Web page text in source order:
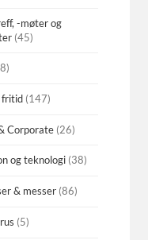
-møter og
(45)
fritid (147)
Corporate (26)
og teknologi (38)
& messer (86)
(5)